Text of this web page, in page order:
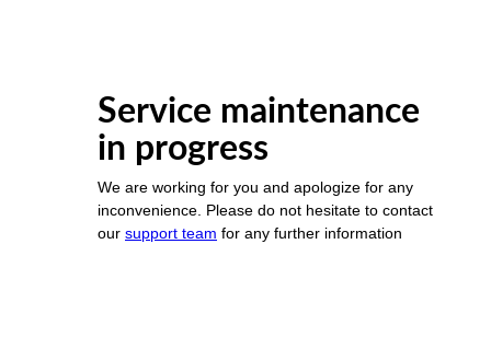
Service maintenance
in progress
We are working for you and apologize for any
inconvenience. Please do not hesitate to contact
our support team for any further information